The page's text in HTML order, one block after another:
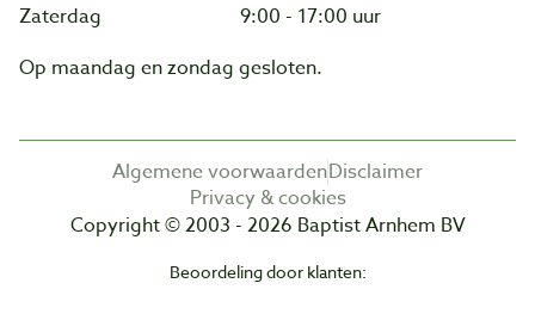
Zaterdag
9:00 - 17:00 uur
Op maandag en zondag gesloten.
Algemene voorwaardenDisclaimer
Privacy & cookies
Copyright © 2003 - 2026 Baptist Arnhem BV
Beoordeling door klanten: